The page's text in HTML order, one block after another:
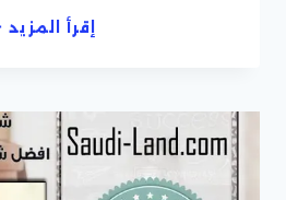
إقرأ المزيد